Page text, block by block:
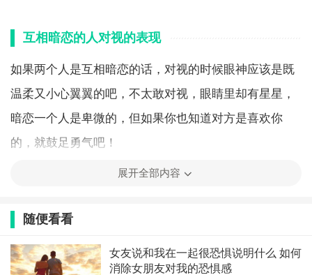
互相暗恋的人对视的表现
如果两个人是互相暗恋的话，对视的时候眼神应该是既
温柔又小心翼翼的吧，不太敢对视，眼睛里却有星星，
暗恋一个人是卑微的，但如果你也知道对方是喜欢你
的，就鼓足勇气吧！
互相暗恋男生不表白怎么办
展开全部内容
随便看看
女友说和我在一起很恐惧说明什么 如何
消除女朋友对我的恐惧感